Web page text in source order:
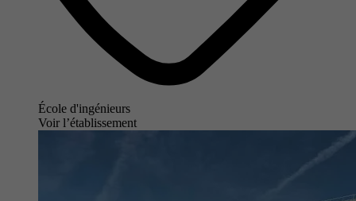
École d'ingénieurs
Voir l’établissement